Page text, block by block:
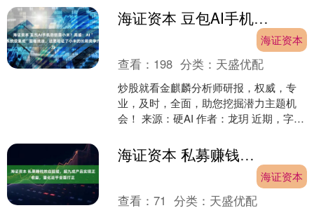
海证资本 豆包AI手机劲敌是小米？高盛：AI“系统级集成”面临挑战，这更验证了小米的长期竞争力
海证资本
查看： 198 分类： 天盛优配
炒股就看金麒麟分析师研报，权威，专
业，及时，全面，助您挖掘潜力主题机
会！ 来源：硬AI 作者：龙玥 近期，字节
意图通过大....
海证资本 私募赚钱效应延续，超九成产品实现正收益，量化近乎全面打正
海证资本
查看：71 分类： 天盛优配